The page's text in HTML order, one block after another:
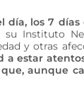
los 7
Instituto
y otras
estar
aunque